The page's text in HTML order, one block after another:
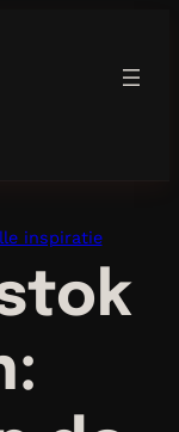
inspiratie